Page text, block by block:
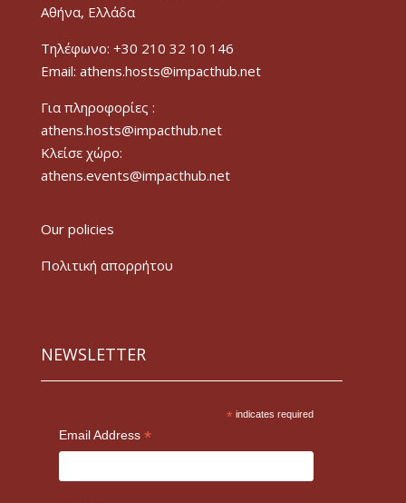
Αθήνα, Ελλάδα
Τηλέφωνο: +30 210 32 10 146
Email: athens.hosts@impacthub.net
Για πληροφορίες :
athens.hosts@impacthub.net
Κλείσε χώρο:
athens.events@impacthub.net
Our policies
Πολιτική απορρήτου
NEWSLETTER
* indicates required
Email Address *